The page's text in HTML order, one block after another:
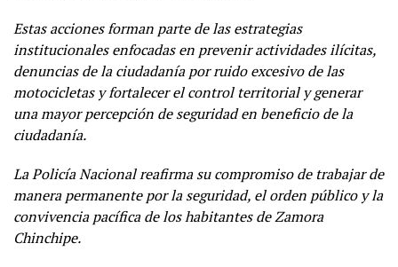
Estas acciones forman parte de las estrategias
institucionales enfocadas en prevenir actividades ilícitas,
denuncias de la ciudadanía por ruido excesivo de las
motocicletas y fortalecer el control territorial y generar
una mayor percepción de seguridad en beneficio de la
ciudadanía.
La Policía Nacional reafirma su compromiso de trabajar de
manera permanente por la seguridad, el orden público y la
convivencia pacífica de los habitantes de Zamora
Chinchipe.